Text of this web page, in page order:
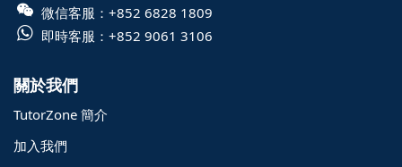
微信客服： +852 6828 1809
即時客服： +852 9061 3106
關於我們
TutorZone 簡介
加入我們